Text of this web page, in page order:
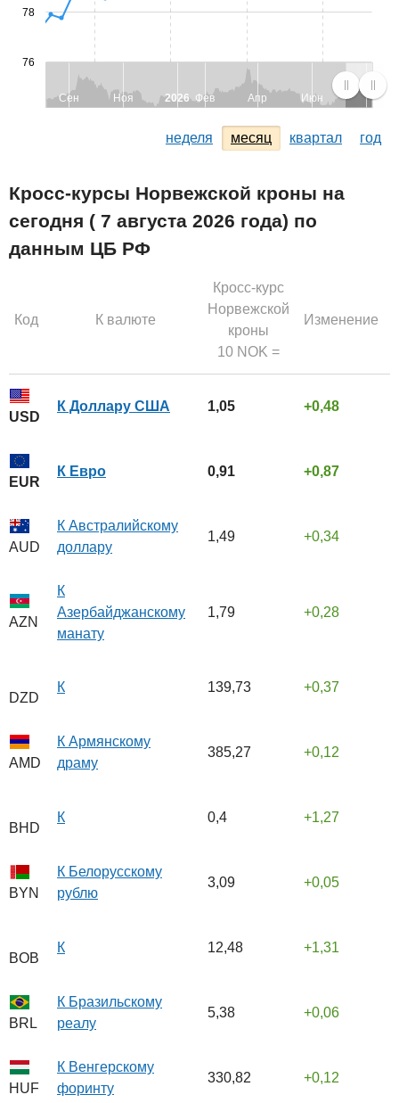
Сен Ноя 2026 Фев Апр Июн
76
78
неделя месяц квартал год
Кросс-курсы Норвежской кроны на
сегодня ( 7 августа 2026 года) по
данным ЦБ РФ
Код К валюте
Кросс-курс
Норвежской
кроны
10 NOK =
Изменение
USD
К Доллару США 1,05 0,48
EUR
К Евро 0,91 0,87
AUD
К Австралийскому
доллару
1,49 0,34
AZN
К
Азербайджанскому
манату
1,79 0,28
DZD
К 139,73 0,37
AMD
К Армянскому
драму
385,27 0,12
BHD
К 0,4 1,27
BYN
К Белорусскому
рублю
3,09 0,05
BOB
К 12,48 1,31
BRL
К Бразильскому
реалу
5,38 0,06
HUF
К Венгерскому
форинту
330,82 0,12